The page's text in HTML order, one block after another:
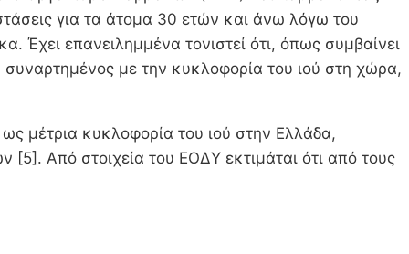
για τα άτομα 30 ετών και άνω λόγω του
Έχει επανειλημμένα τονιστεί ότι, όπως συμβαίνει
με την κυκλοφορία του ιού στη χώρα,
μέτρια κυκλοφορία του ιού στην Ελλάδα,
Από στοιχεία του ΕΟΔΥ εκτιμάται ότι από τους